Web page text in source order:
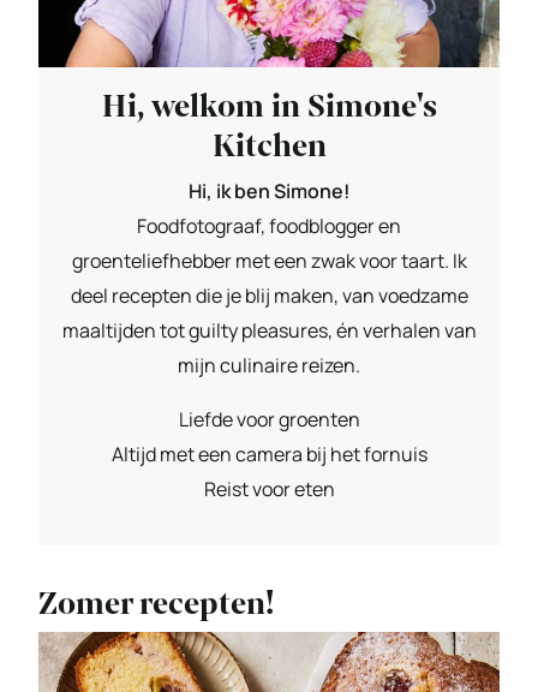
Hi, welkom in Simone's
Kitchen
Hi, ik ben Simone!
Foodfotograaf, foodblogger en
groenteliefhebber met een zwak voor taart. Ik
deel recepten die je blij maken, van voedzame
maaltijden tot guilty pleasures, én verhalen van
mijn culinaire reizen.
Liefde voor groenten
Altijd met een camera bij het fornuis
Reist voor eten
Zomer recepten!